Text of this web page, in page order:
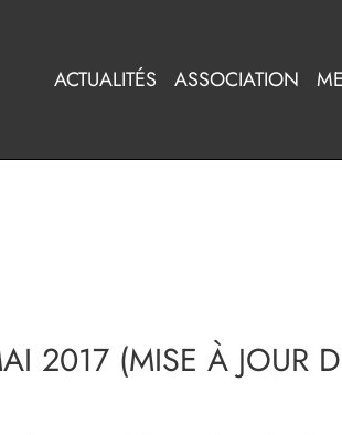
ACTUALITÉS ASSOCIATION
2017 (MISE À JOUR